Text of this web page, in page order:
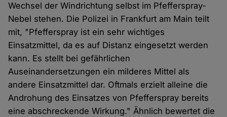
Wechsel der Windrichtung selbst im Pfefferspray-
Nebel stehen. Die Polizei in Frankfurt am Main teilt
mit, "Pfefferspray ist ein sehr wichtiges
Einsatzmittel, da es auf Distanz eingesetzt werden
kann. Es stellt bei gefährlichen
Auseinandersetzungen ein milderes Mittel als
andere Einsatzmittel dar. Oftmals erzielt alleine die
Androhung des Einsatzes von Pfefferspray bereits
eine abschreckende Wirkung." Ähnlich bewertet die